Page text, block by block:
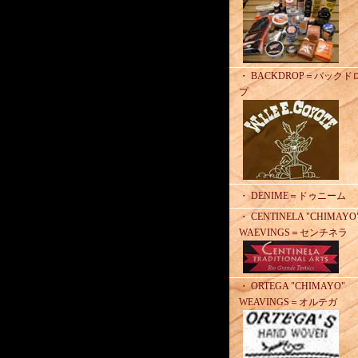
・ BACKDROP＝バックド
プ
・ DENIME＝ドゥニーム
・ CENTINELA
WAEVINGS＝センチネラ
・ ORTEGA "CHIMAYO"
WEAVINGS＝オルテガ